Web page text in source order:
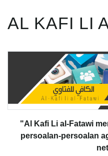
AL KAFI LI
"Al Kafi Li al-Fatawi
persoalan-persoalan